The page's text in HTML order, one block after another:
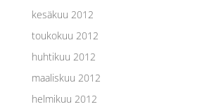
kesäkuu 2012
toukokuu 2012
huhtikuu 2012
maaliskuu 2012
helmikuu 2012